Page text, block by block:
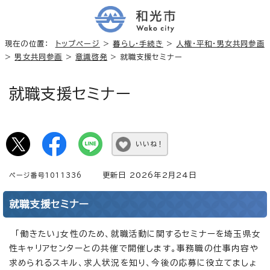
現在の位置： トップページ >暮らし・手続き >
人権・平和・男女共同参画
>男女共同参画 >意識啓発 > 就職支援セミナー
就職支援セミナー
いいね！
ページ番号1011336 更新日 2026年2月24日
就職支援セミナー
「働きたい」女性のため、就職活動に関するセミナーを埼玉県女
性キャリアセンターとの共催で開催します。事務職の仕事内容や
求められるスキル、求人状況を知り、今後の応募に役立てましょ